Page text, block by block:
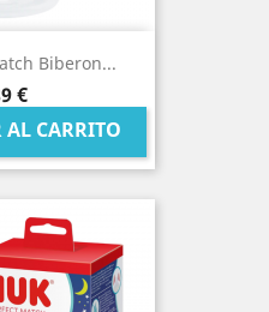
Biberon...
€
CARRITO